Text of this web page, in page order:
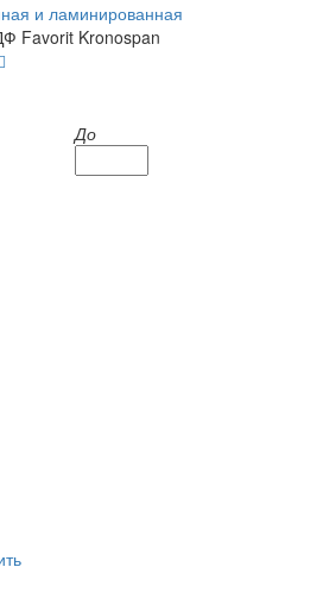
и ламинированная
Favorit Kronospan
До